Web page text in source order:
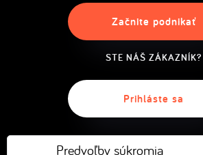
Začnite podnikať
STE NÁŠ ZÁKAZNÍK?
Prihláste sa
Predvoľby súkromia